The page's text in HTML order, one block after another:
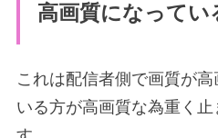
高画質になって
これは配信者側で画質が
いる方が高画質な為重く